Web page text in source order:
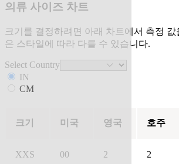
의류 사이즈 차트
크기를 결정하려면 아래 차트에서 측정
은 스타일에 따라 다를 수 있습니다.
Select Country
IN
CM
크기 미국 영국 호주
XXS 00 2 2